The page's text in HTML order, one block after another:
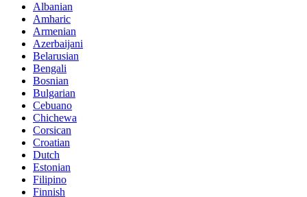
Albanian
Amharic
Armenian
Azerbaijani
Belarusian
Bengali
Bosnian
Bulgarian
Cebuano
Chichewa
Corsican
Croatian
Dutch
Estonian
Filipino
Finnish